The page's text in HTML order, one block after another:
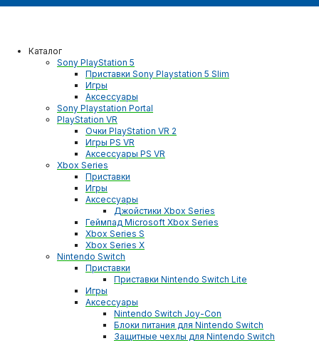
Каталог
Sony PlayStation 5
Приставки Sony Playstation 5 Slim
Игры
Аксессуары
Sony Playstation Portal
PlayStation VR
Очки PlayStation VR 2
Игры PS VR
Аксессуары PS VR
Xbox Series
Приставки
Игры
Аксессуары
Джойстики Xbox Series
Геймпад Microsoft Xbox Series
Xbox Series S
Xbox Series X
Nintendo Switch
Приставки
Приставки Nintendo Switch Lite
Игры
Аксессуары
Nintendo Switch Joy-Con
Блоки питания для Nintendo Switch
Защитные чехлы для Nintendo Switch